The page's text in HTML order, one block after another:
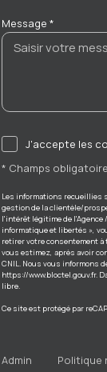
Message *
J'accepte les
* Champs
Les informations recueillies
gestion de la clientèle/
l'intérêt légitime de l'Agence
informatique et libertés »,
retirer votre consentement à
vous estimez, après avoir
CNIL. Nous vous informons
https://www.bloctel.gouv.fr.
libre.
Ce site est protégé par
admin politique